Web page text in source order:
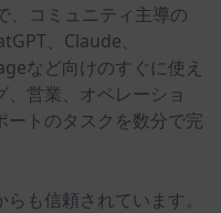
、コミュニティ主導の
、Claude、
など向けのすぐに使え
営業、オペレーショ
ートのタスクを数分で完
も信頼されています。